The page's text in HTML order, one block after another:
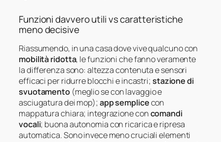
Funzioni davvero utili vs caratteristiche
meno decisive
Riassumendo, in una casa dove vive qualcuno con
mobilità ridotta, le funzioni che fanno veramente
la differenza sono: altezza contenuta e sensori
efficaci per ridurre blocchi e incastri; stazione di
svuotamento(meglio se con lavaggio e
asciugatura dei mop); app semplicecon
mappatura chiara; integrazione concomandi
vocali; buona autonomia con ricarica e ripresa
automatica. Sono invece meno cruciali elementi